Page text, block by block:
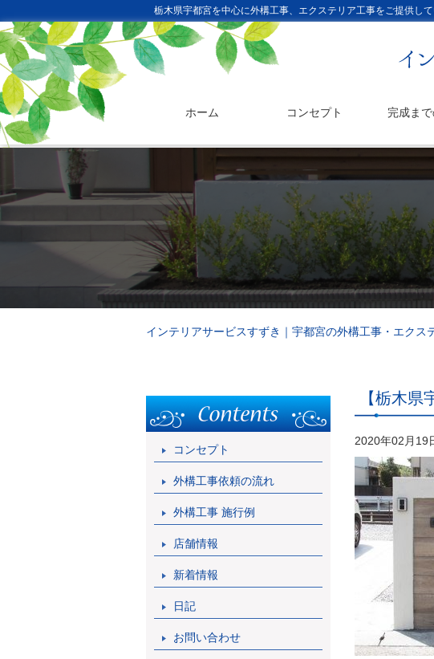
栃木県宇都宮を中心に外構工事、エクステリア工事をご提供し
ホーム コンセプト 完成ま
インテリアサービスすずき｜宇都宮の外構工事・エクス
【栃木県
2020年02月19
コンセプト
外構工事依頼の流れ
外構工事 施行例
店舗情報
新着情報
日記
お問い合わせ